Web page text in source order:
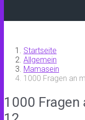
Startseite
Allgemein
Mamasein
1000 Fragen an
1000 Fragen